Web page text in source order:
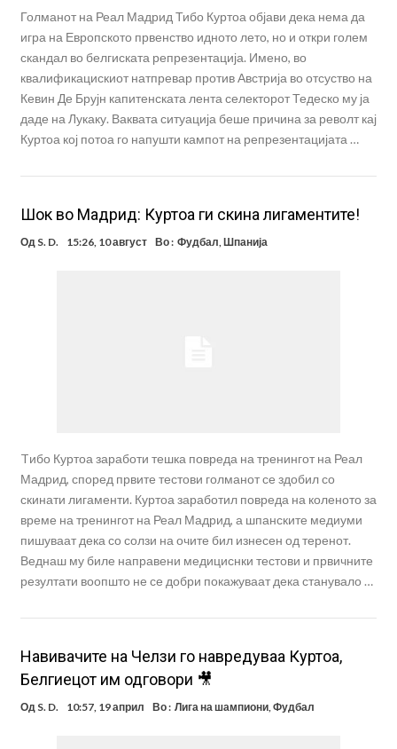
Голманот на Реал Мадрид Тибо Куртоа објави дека нема да
игра на Европското првенство идното лето, но и откри голем
скандал во белгиската репрезентација. Имено, во
квалификацискиот натпревар против Австрија во отсуство на
Кевин Де Брујн капитенската лента селекторот Тедеско му ја
даде на Лукаку. Ваквата ситуација беше причина за револт кај
Куртоа кој потоа го напушти кампот на репрезентацијата …
Шок во Мадрид: Куртоа ги скина лигаментите!
Од S. D. 15:26, 10 август Во : Фудбал,Шпанија
Tибо Куртоа заработи тешка повреда на тренингот на Реал
Мадрид, според првите тестови голманот се здобил со
скинати лигаменти. Куртоа заработил повреда на коленото за
време на тренингот на Реал Мадрид, а шпанските медиуми
пишуваат дека со солзи на очите бил изнесен од теренот.
Веднаш му биле направени медициснки тестови и првичните
резултати воопшто не се добри покажуваат дека станувало …
Навивачите на Челзи го навредуваа Куртоа,
Белгиецот им одговори 🎥
Од S. D. 10:57, 19 април Во : Лига на шампиони,Фудбал